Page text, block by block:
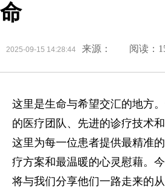
命
2025-09-15 14:28:44 来源： 阅读：
这里是生命与希望交汇的地方
的医疗团队、先进的诊疗技术
这里为每一位患者提供最精准
疗方案和最温暖的心灵慰藉。
将与我们分享他们一路走来的